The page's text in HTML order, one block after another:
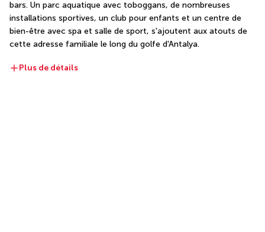
bars. Un parc aquatique avec toboggans, de nombreuses
installations sportives, un club pour enfants et un centre de
bien-être avec spa et salle de sport, s'ajoutent aux atouts de
cette adresse familiale le long du golfe d'Antalya.
Plus de détails